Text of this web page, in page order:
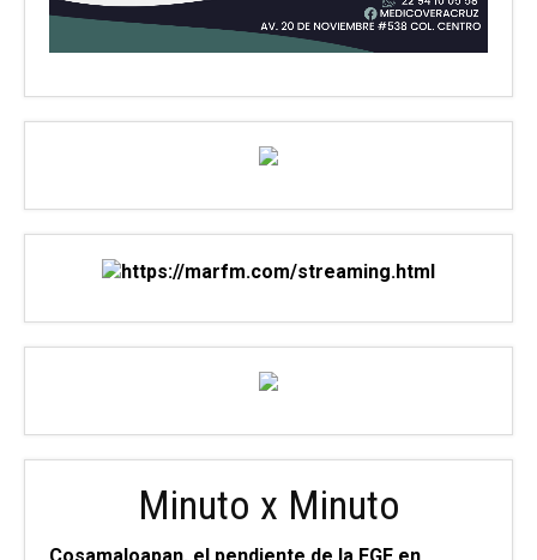
Minuto x Minuto
Cosamaloapan, el pendiente de la FGE en